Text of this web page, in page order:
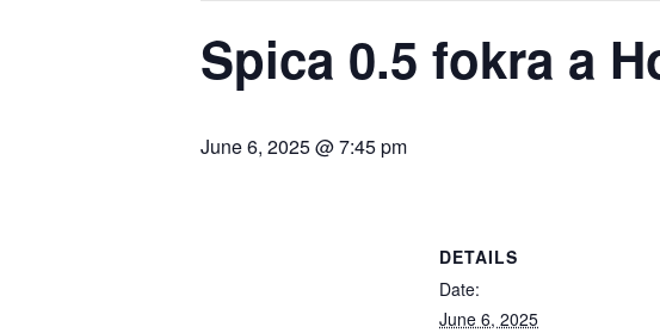
Spica 0.5 fokra a
June 6, 2025 @ 7:45 pm
DETAILS
Date:
June 6, 2025